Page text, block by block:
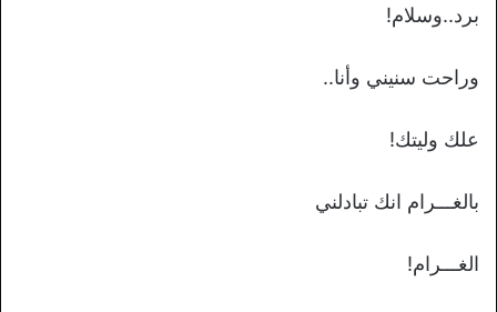
برد..وسلام!
وراحت سنيني وأنا..
علك وليتك!
بالغـــرام انك تبادلني
الغـــرام!